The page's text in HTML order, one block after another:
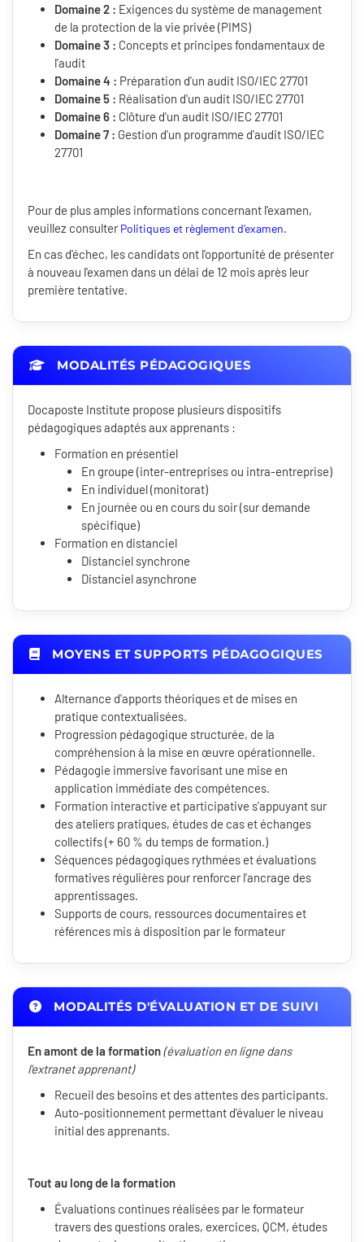
Domaine 2 : Exigences du système de management
de la protection de la vie privée (PIMS)
Domaine 3 : Concepts et principes fondamentaux de
l'audit
Domaine 4 : Préparation d'un audit ISO/IEC 27701
Domaine 5 : Réalisation d'un audit ISO/IEC 27701
Domaine 6 : Clôture d'un audit ISO/IEC 27701
Domaine 7 : Gestion d'un programme d'audit ISO/IEC
27701
Pour de plus amples informations concernant l'examen,
veuillez consulter Politiques et règlement d'examen.
En cas d'échec, les candidats ont l'opportunité de présenter
à nouveau l'examen dans un délai de 12 mois après leur
première tentative.
MODALITÉS PÉDAGOGIQUES
Docaposte Institute propose plusieurs dispositifs
pédagogiques adaptés aux apprenants :
Formation en présentiel
En groupe (inter-entreprises ou intra-entreprise)
En individuel (monitorat)
En journée ou en cours du soir (sur demande
spécifique)
Formation en distanciel
Distanciel synchrone
Distanciel asynchrone
MOYENS ET SUPPORTS PÉDAGOGIQUES
Alternance d'apports théoriques et de mises en
pratique contextualisées.
Progression pédagogique structurée, de la
compréhension à la mise en œuvre opérationnelle.
Pédagogie immersive favorisant une mise en
application immédiate des compétences.
Formation interactive et participative s'appuyant sur
des ateliers pratiques, études de cas et échanges
collectifs (+ 60 % du temps de formation.)
Séquences pédagogiques rythmées et évaluations
formatives régulières pour renforcer l'ancrage des
apprentissages.
Supports de cours, ressources documentaires et
références mis à disposition par le formateur
MODALITÉS D'ÉVALUATION ET DE SUIVI
En amont de la formation(évaluation en ligne dans
l'extranet apprenant)
Recueil des besoins et des attentes des participants.
Auto-positionnement permettant d'évaluer le niveau
initial des apprenants.
Tout au long de la formation
Évaluations continues réalisées par le formateur
travers des questions orales, exercices, QCM, études